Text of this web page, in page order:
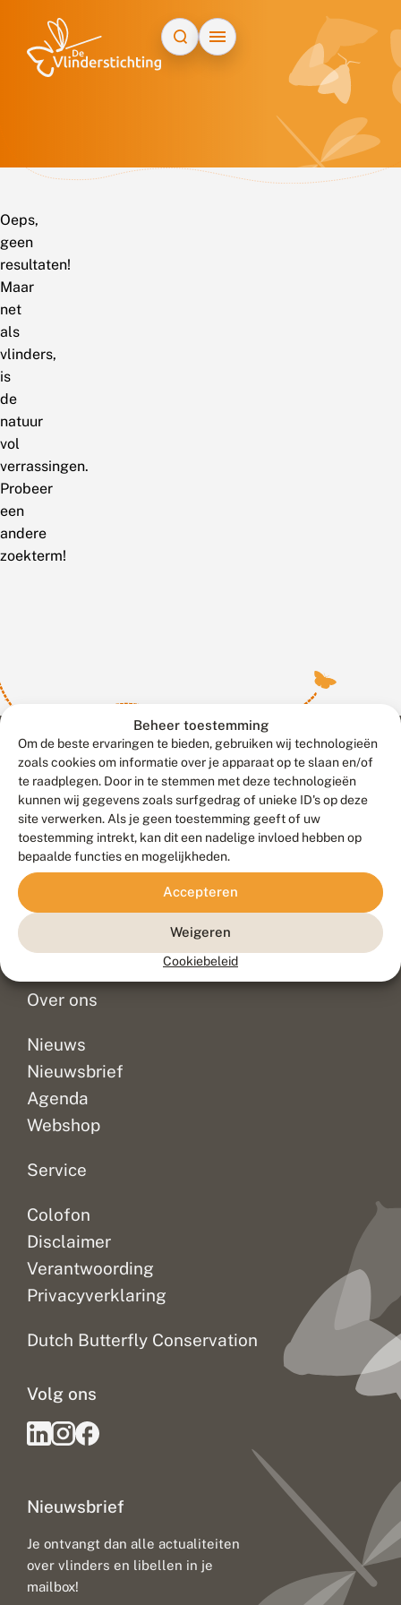
Beheer toestemming
Om de beste ervaringen te bieden, gebruiken wij technologieën
zoals cookies om informatie over je apparaat op te slaan en/of
te raadplegen. Door in te stemmen met deze technologieën
kunnen wij gegevens zoals surfgedrag of unieke ID's op deze
site verwerken. Als je geen toestemming geeft of uw
toestemming intrekt, kan dit een nadelige invloed hebben op
bepaalde functies en mogelijkheden.
Accepteren
Weigeren
Cookiebeleid
Oeps,
geen
resultaten!
Maar
net
als
vlinders,
is
de
natuur
vol
verrassingen.
Probeer
een
andere
zoekterm!
Contact
Veelgestelde vragen
Doneer
Over ons
Nieuws
Nieuwsbrief
Agenda
Webshop
Service
Colofon
Disclaimer
Verantwoording
Privacyverklaring
Dutch Butterfly Conservation
Nieuwsbrief
Je ontvangt dan alle actualiteiten
over vlinders en libellen in je
mailbox!
Volg ons
Meld waarnemingen© 2026 Vlinderstichting
Duurzaam ontwikkeld door
Go2People
, ontworpen door
Blue Field Agency
Privacy
Disclaimer
Sitemap